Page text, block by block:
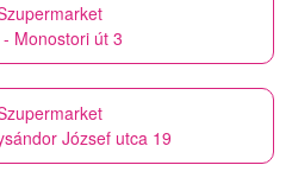
Monostori út 3
József utca 19